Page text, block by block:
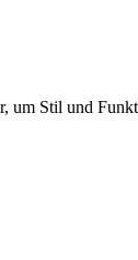
um Stil und